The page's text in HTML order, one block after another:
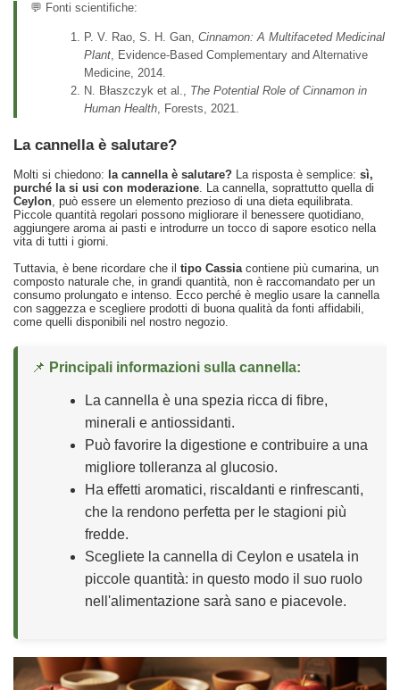
💬 Fonti scientifiche:
P. V. Rao, S. H. Gan, Cinnamon: A Multifaceted Medicinal
Plant, Evidence‑Based Complementary and Alternative
Medicine, 2014.
N. Błaszczyk et al., The Potential Role of Cinnamon in
Human Health, Forests, 2021.
La cannella è salutare?
Molti si chiedono: la cannella è salutare? La risposta è semplice: sì,
purché la si usi con moderazione. La cannella, soprattutto quella di
Ceylon, può essere un elemento prezioso di una dieta equilibrata.
Piccole quantità regolari possono migliorare il benessere quotidiano,
aggiungere aroma ai pasti e introdurre un tocco di sapore esotico nella
vita di tutti i giorni.
Tuttavia, è bene ricordare che il tipo Cassiacontiene più cumarina, un
composto naturale che, in grandi quantità, non è raccomandato per un
consumo prolungato e intenso. Ecco perché è meglio usare la cannella
con saggezza e scegliere prodotti di buona qualità da fonti affidabili,
come quelli disponibili nel nostro negozio.
📌 Principali informazioni sulla cannella:
La cannella è una spezia ricca di fibre,
minerali e antiossidanti.
Può favorire la digestione e contribuire a una
migliore tolleranza al glucosio.
Ha effetti aromatici, riscaldanti e rinfrescanti,
che la rendono perfetta per le stagioni più
fredde.
Scegliete la cannella di Ceylon e usatela in
piccole quantità: in questo modo il suo ruolo
nell'alimentazione sarà sano e piacevole.